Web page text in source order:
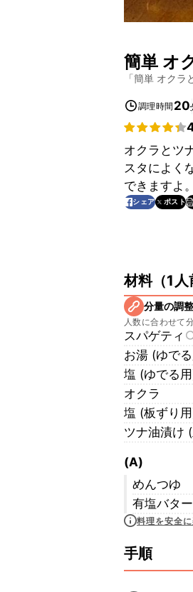
簡単 オ
「簡単 オクラ
調理時間 20
オクラとツ
スタによく
できますよ
シェア ポスト
材料（1人
分量の調
人数に合わせて
スパゲティ
お湯 (ゆで
塩 (ゆでる
オクラ
塩 (板ずり
ツナ油漬け
(A)
めんつゆ
有塩バター
料理を安全
手順